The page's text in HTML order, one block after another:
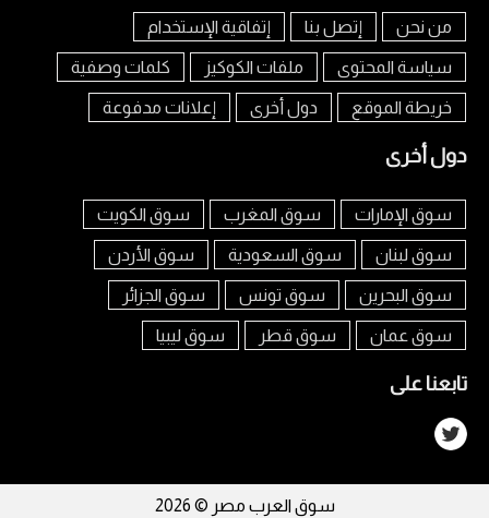
من نحن إتصل بنا إتفاقية الإستخدام
سياسة المحتوى ملفات الكوكيز كلمات وصفية
خريطة الموقع دول أخرى إعلانات مدفوعة
دول أخرى
سوق الإمارات سوق المغرب سوق الكويت
سوق لبنان سوق السعودية سوق الأردن
سوق البحرين سوق تونس سوق الجزائر
سوق عمان سوق قطر سوق ليبيا
تابعنا على
سوق العرب مصر © 2026